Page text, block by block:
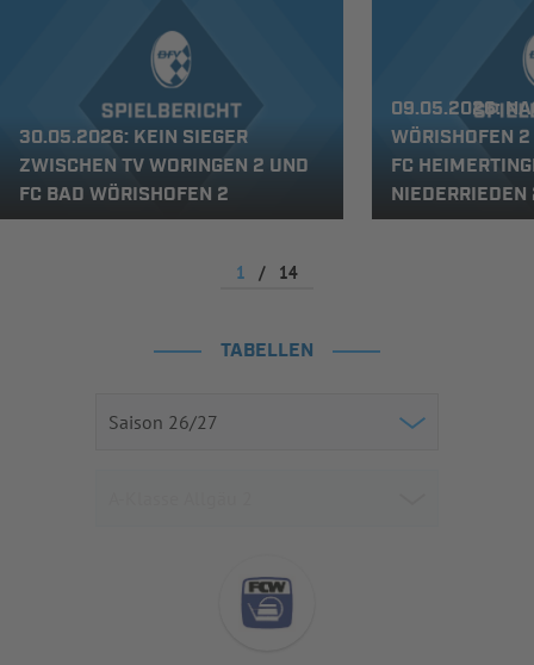
30.05.2026: KEIN SIEGER
ZWISCHEN TV WORINGEN 2 UND
FC BAD WÖRISHOFEN 2
09.05.2026:
WÖRISHOFEN
FC
NIEDERRIEDEN
1 / 14
TABELLEN